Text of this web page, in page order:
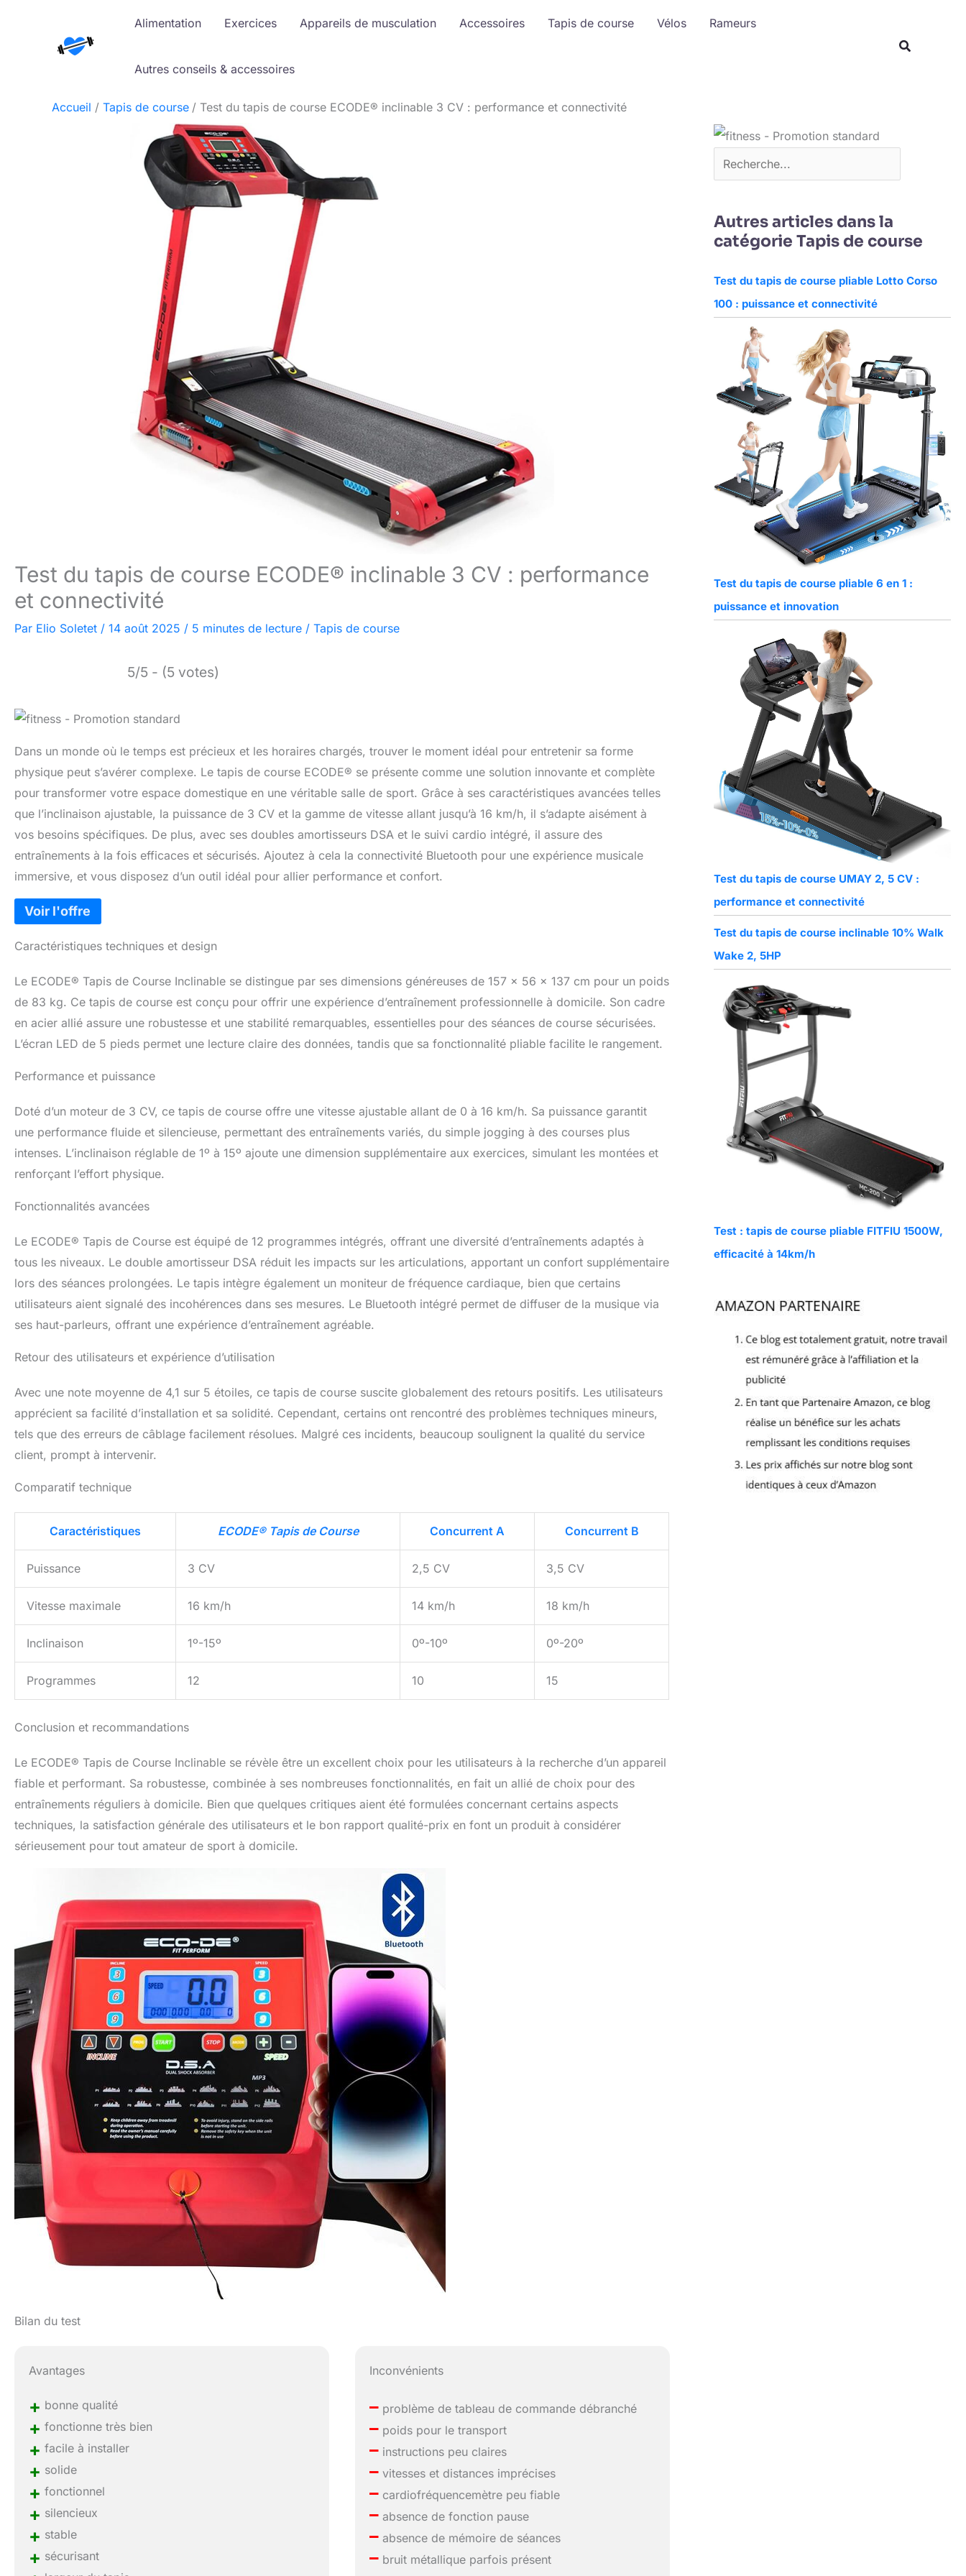
Alimentation Exercices Appareils de musculation Accessoires Tapis de course Vélos Rameurs
Autres conseils & accessoires
Accueil Tapis de course Test du tapis de course ECODE® inclinable 3 CV : performance et connectivité
Test du tapis de course ECODE® inclinable 3 CV : performance
et connectivité
Par Elio Soletet / 14 août 2025 / 5 minutes de lecture / Tapis de course
5/5 - (5 votes)
Dans un monde où le temps est précieux et les horaires chargés, trouver le moment idéal pour entretenir sa forme
physique peut s’avérer complexe. Le tapis de course ECODE® se présente comme une solution innovante et complète
pour transformer votre espace domestique en une véritable salle de sport. Grâce à ses caractéristiques avancées telles
que l’inclinaison ajustable, la puissance de 3 CV et la gamme de vitesse allant jusqu’à 16 km/h, il s’adapte aisément à
vos besoins spécifiques. De plus, avec ses doubles amortisseurs DSA et le suivi cardio intégré, il assure des
entraînements à la fois efficaces et sécurisés. Ajoutez à cela la connectivité Bluetooth pour une expérience musicale
immersive, et vous disposez d’un outil idéal pour allier performance et confort.
Caractéristiques techniques et design
Le ECODE® Tapis de Course Inclinable se distingue par ses dimensions généreuses de 157 x 56 x 137 cm pour un poids
de 83 kg. Ce tapis de course est conçu pour offrir une expérience d’entraînement professionnelle à domicile. Son cadre
en acier allié assure une robustesse et une stabilité remarquables, essentielles pour des séances de course sécurisées.
L’écran LED de 5 pieds permet une lecture claire des données, tandis que sa fonctionnalité pliable facilite le rangement.
Performance et puissance
Doté d’un moteur de 3 CV, ce tapis de course offre une vitesse ajustable allant de 0 à 16 km/h. Sa puissance garantit
une performance fluide et silencieuse, permettant des entraînements variés, du simple jogging à des courses plus
intenses. L’inclinaison réglable de 1º à 15º ajoute une dimension supplémentaire aux exercices, simulant les montées et
renforçant l’effort physique.
Fonctionnalités avancées
Le ECODE® Tapis de Course est équipé de 12 programmes intégrés, offrant une diversité d’entraînements adaptés à
tous les niveaux. Le double amortisseur DSA réduit les impacts sur les articulations, apportant un confort supplémentaire
lors des séances prolongées. Le tapis intègre également un moniteur de fréquence cardiaque, bien que certains
utilisateurs aient signalé des incohérences dans ses mesures. Le Bluetooth intégré permet de diffuser de la musique via
ses haut-parleurs, offrant une expérience d’entraînement agréable.
Retour des utilisateurs et expérience d’utilisation
Avec une note moyenne de 4,1 sur 5 étoiles, ce tapis de course suscite globalement des retours positifs. Les utilisateurs
apprécient sa facilité d’installation et sa solidité. Cependant, certains ont rencontré des problèmes techniques mineurs,
tels que des erreurs de câblage facilement résolues. Malgré ces incidents, beaucoup soulignent la qualité du service
client, prompt à intervenir.
Comparatif technique
Caractéristiques ECODE® Tapis de Course Concurrent A Concurrent B
Puissance 3 CV 2,5 CV 3,5 CV
Vitesse maximale 16 km/h 14 km/h 18 km/h
Inclinaison 1º-15º 0º-10º 0º-20º
Programmes 12 10 15
Conclusion et recommandations
Le ECODE® Tapis de Course Inclinable se révèle être un excellent choix pour les utilisateurs à la recherche d’un appareil
fiable et performant. Sa robustesse, combinée à ses nombreuses fonctionnalités, en fait un allié de choix pour des
entraînements réguliers à domicile. Bien que quelques critiques aient été formulées concernant certains aspects
techniques, la satisfaction générale des utilisateurs et le bon rapport qualité-prix en font un produit à considérer
sérieusement pour tout amateur de sport à domicile.
Bilan du test
Avantages
+ bonne qualité
+ fonctionne très bien
+ facile à installer
+ solide
+ fonctionnel
+ silencieux
+ stable
+ sécurisant
Inconvénients
– problème de tableau de commande débranché
– poids pour le transport
– instructions peu claires
– vitesses et distances imprécises
– cardiofréquencemètre peu fiable
– absence de fonction pause
– absence de mémoire de séances
– bruit métallique parfois présent
r
c
r
Autres articles dans la
catégorie Tapis de course
Test du tapis de course pliable Lotto Corso
100 : puissance et connectivité
Test du tapis de course pliable 6 en 1 :
puissance et innovation
Test du tapis de course UMAY 2, 5 CV :
performance et connectivité
Test du tapis de course inclinable 10% Walk
Wake 2, 5HP
Test : tapis de course pliable FITFIU 1500W,
efficacité à 14km/h